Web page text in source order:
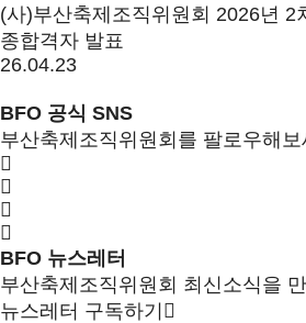
(사)부산축제조직위원회 2026년 2
종합격자 발표
26.04.23
BFO 공식 SNS
부산축제조직위원회를 팔로우해보
BFO 뉴스레터
부산축제조직위원회 최신소식을
뉴스레터 구독하기